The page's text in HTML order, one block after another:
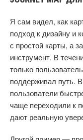
Я сам видел, как
подход к дизайну и
с простой карты, а
инструмент. В
только
поддерживал путь.
пользователи
чаще переходили к
дают реальную